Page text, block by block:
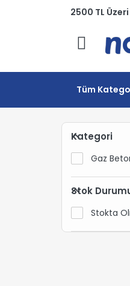
2500 TL
Menü
Tüm
Kategori
Gaz
Stok
Stokta